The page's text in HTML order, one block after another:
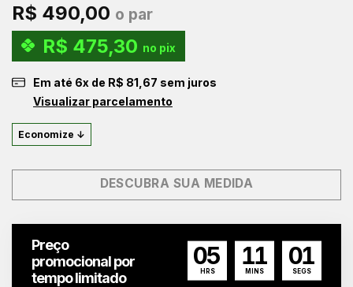
R$ 490,00 o par
R$ 475,30 no pix
Em até 6x de R$ 81,67 sem juros
Visualizar parcelamento
Economize ↓
DESCUBRA SUA MEDIDA
Preço
promocional por
tempo limitado
05
HRS
11
MINS
00
SEGS